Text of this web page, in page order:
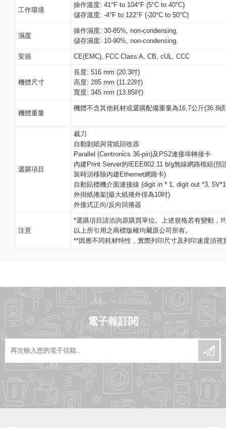
工作環境
操作溫度: 41°F to 104°F (5°C to 40°C)
儲存溫度: -4°F to 122°F (-20°C to 50°C)
濕度
操作濕度: 30-85%, non-condensing.
儲存濕度: 10-90%, non-condensing.
安規 CE(EMC), FCC Class A, CB, cUL, CCC
機體尺寸
長度: 516 mm (20.3吋)
高度: 285 mm (11.22吋)
寬度: 345 mm (13.85吋)
機體重量
機體不含其他耗材或選購配備重量為16.7公斤(36.8
選購項目
裁刀
自動剝紙與背紙回收器
Parallel (Centronics 36-pin)及PS2連接埠轉接卡
內建Print Server的IEEE802.11 b/g無線網路模組(
裝時須移除內建Ethernet網路卡)
自動貼標機介面連接線 (digit in * 1, digit out *3,
外掛紙捲架(最大紙捲外徑為10吋)
外接式正向/反向回捲器
注意
*選購項目請洽詢原購買單位。上述規格若有變動，
以上所引用之商標版權均屬原公司所有。
**因應不同耗材特性，實際列印尺寸及列印速度須視
電子報訂閱